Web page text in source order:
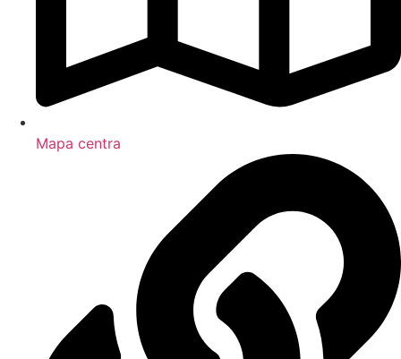
Mapa centra